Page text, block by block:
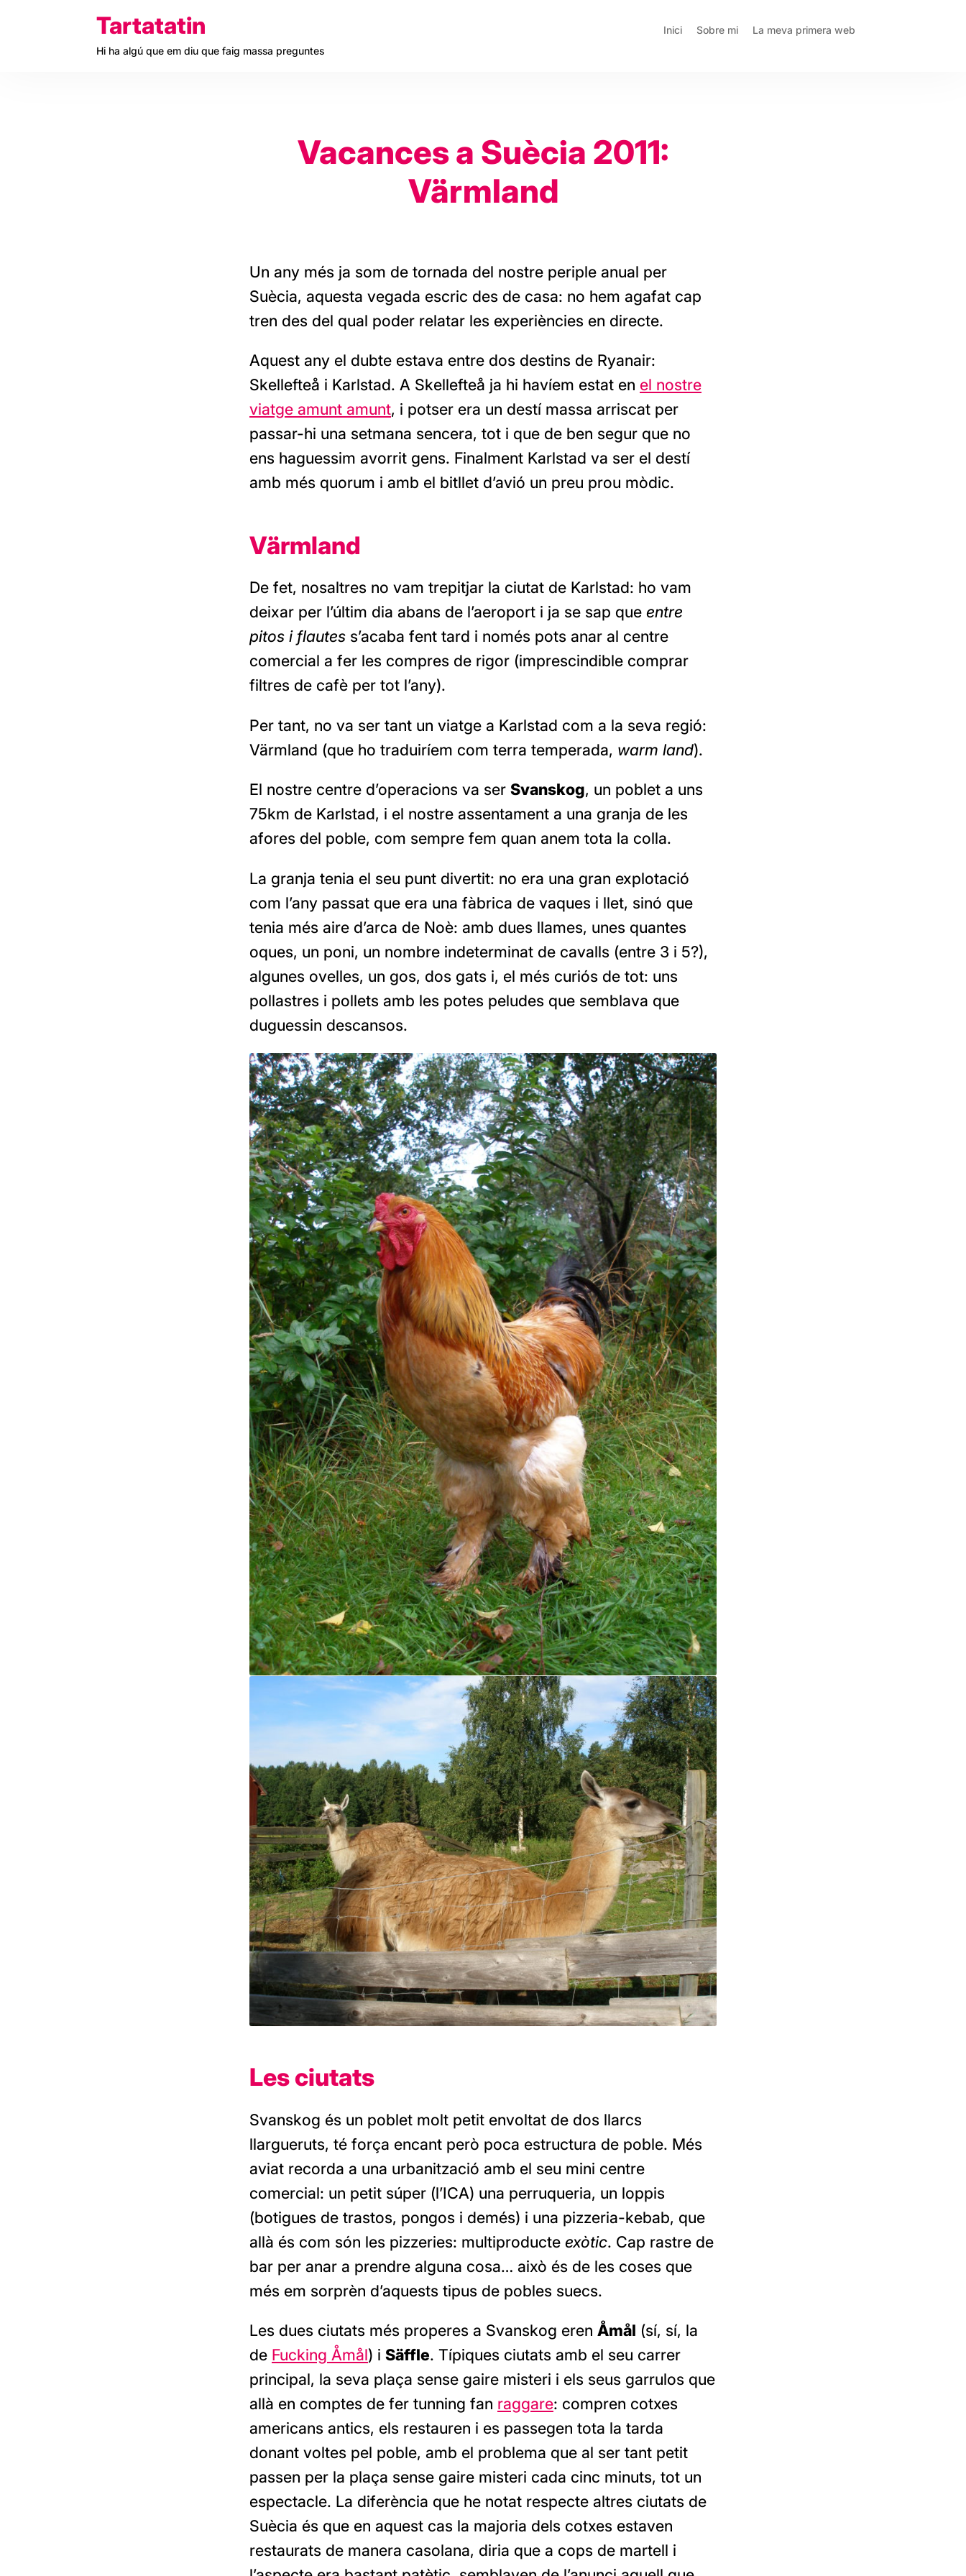
Tartatatin
Hi ha algú que em diu que faig massa preguntes
Inici Sobre mi La meva primera web
Vacances a Suècia 2011:
Värmland
Un any més ja som de tornada del nostre periple anual per
Suècia, aquesta vegada escric des de casa: no hem agafat cap
tren des del qual poder relatar les experiències en directe.
Aquest any el dubte estava entre dos destins de Ryanair:
Skellefteå i Karlstad. A Skellefteå ja hi havíem estat en el nostre
viatge amunt amunt, i potser era un destí massa arriscat per
passar-hi una setmana sencera, tot i que de ben segur que no
ens haguessim avorrit gens. Finalment Karlstad va ser el destí
amb més quorum i amb el bitllet d’avió un preu prou mòdic.
Värmland
De fet, nosaltres no vam trepitjar la ciutat de Karlstad: ho vam
deixar per l’últim dia abans de l’aeroport i ja se sap que entre
pitos i flautes s’acaba fent tard i només pots anar al centre
comercial a fer les compres de rigor (imprescindible comprar
filtres de cafè per tot l’any).
Per tant, no va ser tant un viatge a Karlstad com a la seva regió:
Värmland (que ho traduiríem com terra temperada, warm land).
El nostre centre d’operacions va ser Svanskog, un poblet a uns
75km de Karlstad, i el nostre assentament a una granja de les
afores del poble, com sempre fem quan anem tota la colla.
La granja tenia el seu punt divertit: no era una gran explotació
com l’any passat que era una fàbrica de vaques i llet, sinó que
tenia més aire d’arca de Noè: amb dues llames, unes quantes
oques, un poni, un nombre indeterminat de cavalls (entre 3 i 5?),
algunes ovelles, un gos, dos gats i, el més curiós de tot: uns
pollastres i pollets amb les potes peludes que semblava que
duguessin descansos.
Les ciutats
Svanskog és un poblet molt petit envoltat de dos llarcs
llargueruts, té força encant però poca estructura de poble. Més
aviat recorda a una urbanització amb el seu mini centre
comercial: un petit súper (l’ICA) una perruqueria, un loppis
(botigues de trastos, pongos i demés) i una pizzeria-kebab, que
allà és com són les pizzeries: multiproducte exòtic. Cap rastre de
bar per anar a prendre alguna cosa… això és de les coses que
més em sorprèn d’aquests tipus de pobles suecs.
Les dues ciutats més properes a Svanskog eren Åmål (sí, sí, la
de Fucking Åmål) i Säffle. Típiques ciutats amb el seu carrer
principal, la seva plaça sense gaire misteri i els seus garrulos que
allà en comptes de fer tunning fan raggare: compren cotxes
americans antics, els restauren i es passegen tota la tarda
donant voltes pel poble, amb el problema que al ser tant petit
passen per la plaça sense gaire misteri cada cinc minuts, tot un
espectacle. La diferència que he notat respecte altres ciutats de
Suècia és que en aquest cas la majoria dels cotxes estaven
restaurats de manera casolana, diria que a cops de martell i